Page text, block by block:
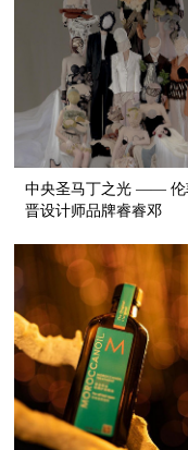
中央圣马丁之光 —— 伦
晋设计师品牌睿睿邓